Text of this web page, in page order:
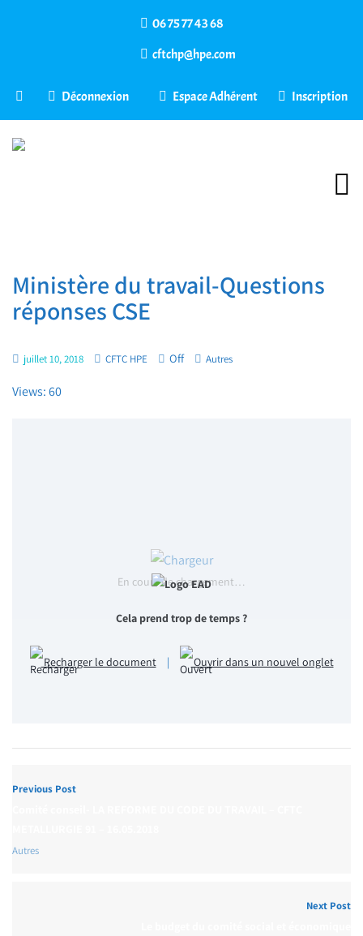
06 75 77 43 68
cftchp@hpe.com
Déconnexion Espace Adhérent Inscription
Ministère du travail-Questions
réponses CSE
juillet 10, 2018 CFTC HPE Off Autres
Views: 60
En cours de chargement…
Cela prend trop de temps ?
Recharger le document | Ouvrir dans un nouvel onglet
Previous Post
Autres
Next Post